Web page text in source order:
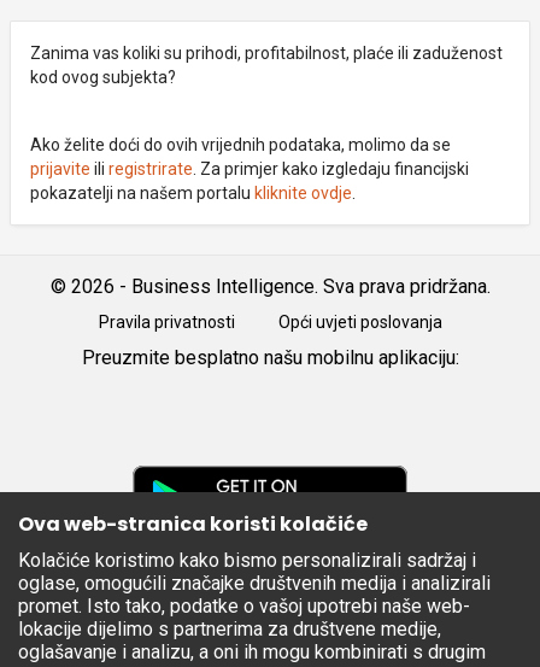
Zanima vas koliki su prihodi, profitabilnost, plaće ili zaduženost
kod ovog subjekta?
Ako želite doći do ovih vrijednih podataka, molimo da se
prijavite ili registrirate . Za primjer kako izgledaju financijski
pokazatelji na našem portalu kliknite ovdje
© 2026 - Business Intelligence. Sva prava pridržana.
Pravila privatnosti Opći uvjeti poslovanja
Preuzmite besplatno našu mobilnu aplikaciju:
Apple
Store
Ova web-stranica koristi kolačiće
Kolačiće koristimo kako bismo personalizirali sadržaj i
oglase, omogućili značajke društvenih medija i analizirali
promet. Isto tako, podatke o vašoj upotrebi naše web-
lokacije dijelimo s partnerima za društvene medije,
oglašavanje i analizu, a oni ih mogu kombinirati s drugim